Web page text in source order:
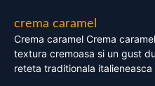
crema caramel
Crema caramel Crema
textura cremoasa si un gust
reteta traditionala